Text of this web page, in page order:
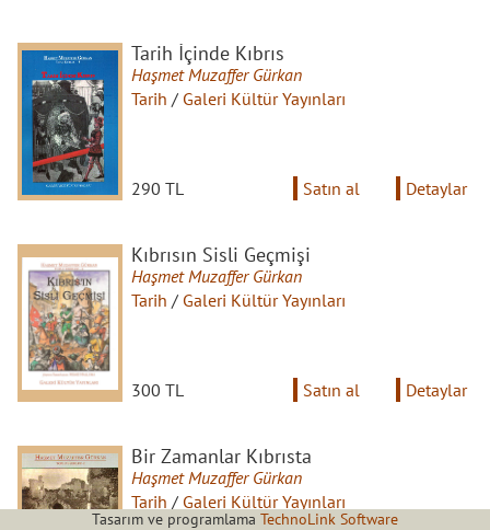
Tarih İçinde Kıbrıs
Haşmet Muzaffer Gürkan
Tarih / Galeri Kültür Yayınları
290 TL Satın al Detaylar
Kıbrısın Sisli Geçmişi
Haşmet Muzaffer Gürkan
Tarih / Galeri Kültür Yayınları
300 TL Satın al Detaylar
Bir Zamanlar Kıbrısta
Haşmet Muzaffer Gürkan
Tarih / Galeri Kültür Yayınları
Tasarım ve programlama TechnoLink Software